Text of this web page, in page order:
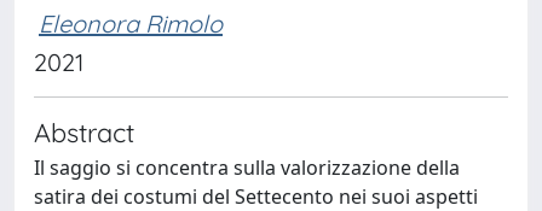
Eleonora Rimolo
2021
Abstract
Il saggio si concentra sulla valorizzazione della
satira dei costumi del Settecento nei suoi aspetti